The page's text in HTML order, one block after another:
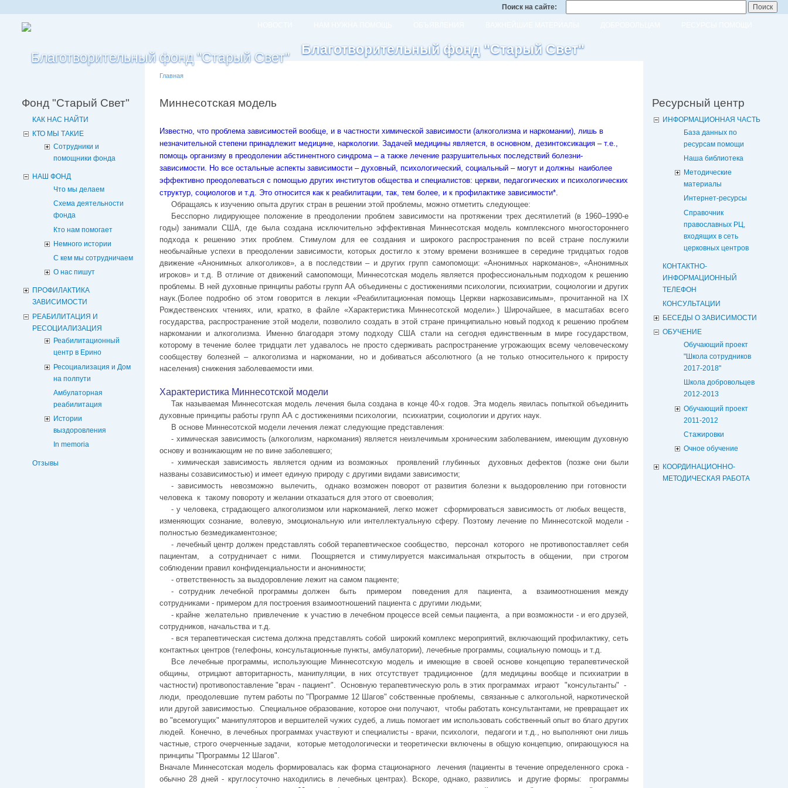
Поиск на сайте:
Благотворительный фонд "Старый Свет"
Фонд "Старый Свет"
КАК НАС НАЙТИ
КТО МЫ ТАКИЕ
Сотрудники и
помощники фонда
НАШ ФОНД
Что мы делаем
Схема деятельности
фонда
Кто нам помогает
Немного истории
С кем мы сотрудничаем
О нас пишут
ПРОФИЛАКТИКА
ЗАВИСИМОСТИ
РЕАБИЛИТАЦИЯ И
РЕСОЦИАЛИЗАЦИЯ
Реабилитационный
центр в Ерино
Ресоциализация и Дом
на полпути
Амбулаторная
реабилитация
Истории
выздоровления
In memoria
Отзывы
Главная
Миннесотская модель
Известно, что проблема зависимостей вообще, и в частности химической зависимости (алкоголизма и наркомании), лишь в
незначительной степени принадлежит медицине, наркологии. Задачей медицины является, в основном, дезинтоксикация – т.е.,
помощь организму в преодолении абстинентного синдрома – а также лечение разрушительных последствий болезни-
зависимости. Но все остальные аспекты зависимости – духовный, психологический, социальный – могут и должны наиболее
эффективно преодолеваться с помощью других институтов общества и специалистов: церкви, педагогических и психологических
структур, социологов и т.д. Это относится как к реабилитации, так, тем более, и к профилактике зависимости*.
Обращаясь к изучению опыта других стран в решении этой проблемы, можно отметить следующее:
Бесспорно лидирующее положение в преодолении проблем зависимости на протяжении трех десятилетий (в 1960–1990-е
годы) занимали США, где была создана исключительно эффективная Миннесотская модель комплексного многостороннего
подхода к решению этих проблем. Стимулом для ее создания и широкого распространения по всей стране послужили
необычайные успехи в преодолении зависимости, которых достигло к этому времени возникшее в середине тридцатых годов
движение «Анонимных алкоголиков», а в последствии – и других групп самопомощи: «Анонимных наркоманов», «Анонимных
игроков» и т.д. В отличие от движений самопомощи, Миннесотская модель является профессиональным подходом к решению
проблемы. В ней духовные принципы работы групп АА объединены с достижениями психологии, психиатрии, социологии и других
наук.(Более подробно об этом говорится в лекции «Реабилитационная помощь Церкви наркозависимым», прочитанной на IX
Рождественских чтениях, или, кратко, в файле «Характеристика Миннесотской модели».) Широчайшее, в масштабах всего
государства, распространение этой модели, позволило создать в этой стране принципиально новый подход к решению проблем
наркомании и алкоголизма. Именно благодаря этому подходу США стали на сегодня единственным в мире государством,
которому в течение более тридцати лет удавалось не просто сдерживать распространение угрожающих всему человеческому
сообществу болезней – алкоголизма и наркомании, но и добиваться абсолютного (а не только относительного к приросту
населения) снижения заболеваемости ими.
Характеристика Миннесотской модели
Так называемая Миннесотская модель лечения была создана в конце 40-х годов. Эта модель явилась попыткой объединить
духовные принципы работы групп АА с достижениями психологии, психиатрии, социологии и других наук.
В основе Миннесотской модели лечения лежат следующие представления:
- химическая зависимость (алкоголизм, наркомания) является неизлечимым хроническим заболеванием, имеющим духовную
основу и возникающим не по вине заболевшего;
- химическая зависимость является одним из возможных проявлений глубинных духовных дефектов (позже они были
названы созависимостью) и имеет единую природу с другими видами зависимости;
- зависимость невозможно вылечить, однако возможен поворот от развития болезни к выздоровлению при готовности
человека к такому повороту и желании отказаться для этого от своеволия;
- у человека, страдающего алкоголизмом или наркоманией, легко может сформироваться зависимость от любых веществ,
изменяющих сознание, волевую, эмоциональную или интеллектуальную сферу. Поэтому лечение по Миннесотской модели -
полностью безмедикаментозное;
- лечебный центр должен представлять собой терапевтическое сообщество, персонал которого не противопоставляет себя
пациентам, а сотрудничает с ними. Поощряется и стимулируется максимальная открытость в общении, при строгом
соблюдении правил конфиденциальности и анонимности;
- ответственность за выздоровление лежит на самом пациенте;
- сотрудник лечебной программы должен быть примером поведения для пациента, а взаимоотношения между
сотрудниками - примером для построения взаимоотношений пациента с другими людьми;
- крайне желательно привлечение к участию в лечебном процессе всей семьи пациента, а при возможности - и его друзей,
сотрудников, начальства и т.д.
- вся терапевтическая система должна представлять собой широкий комплекс мероприятий, включающий профилактику, сеть
контактных центров (телефоны, консультационные пункты, амбулатории), лечебные программы, социальную помощь и т.д.
Все лечебные программы, использующие Миннесотскую модель и имеющие в своей основе концепцию терапевтической
общины, отрицают авторитарность, манипуляции, в них отсутствует традиционное (для медицины вообще и психиатрии в
частности) противопоставление "врач - пациент". Основную терапевтическую роль в этих программах играют "консультанты" -
люди, преодолевшие путем работы по "Программе 12 Шагов" собственные проблемы, связанные с алкогольной, наркотической
или другой зависимостью. Специальное образование, которое они получают, чтобы работать консультантами, не превращает их
во "всемогущих" манипуляторов и вершителей чужих судеб, а лишь помогает им использовать собственный опыт во благо других
людей. Конечно, в лечебных программах участвуют и специалисты - врачи, психологи, педагоги и т.д., но выполняют они лишь
частные, строго очерченные задачи, которые методологически и теоретически включены в общую концепцию, опирающуюся на
принципы "Программы 12 Шагов".
Вначале Миннесотская модель формировалась как форма стационарного лечения (пациенты в течение определенного срока -
обычно 28 дней - круглосуточно находились в лечебных центрах). Вскоре, однако, развились и другие формы: программы
Ресурсный центр
ИНФОРМАЦИОННАЯ ЧАСТЬ
База данных по
ресурсам помощи
Наша библиотека
Методические
материалы
Интернет-ресурсы
Справочник
православных РЦ,
входящих в сеть
церковных центров
КОНТАКТНО-
ИНФОРМАЦИОННЫЙ
ТЕЛЕФОН
КОНСУЛЬТАЦИИ
БЕСЕДЫ О ЗАВИСИМОСТИ
ОБУЧЕНИЕ
Обучающий проект
"Школа сотрудников
2017-2018"
Школа добровольцев
2012-2013
Обучающий проект
2011-2012
Стажировки
Очное обучение
КООРДИНАЦИОННО-
МЕТОДИЧЕСКАЯ РАБОТА